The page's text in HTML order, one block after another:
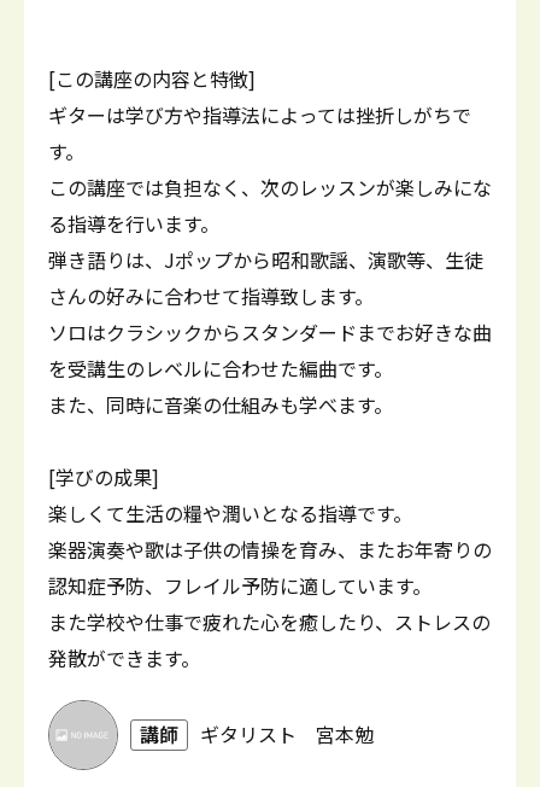
[この講座の内容と特徴]
ギターは学び方や指導法によっては挫折しがちで
す。
この講座では負担なく、次のレッスンが楽しみにな
る指導を行います。
弾き語りは、Jポップから昭和歌謡、演歌等、生徒
さんの好みに合わせて指導致します。
ソロはクラシックからスタンダードまでお好きな曲
を受講生のレベルに合わせた編曲です。
また、同時に音楽の仕組みも学べます。
[学びの成果]
楽しくて生活の糧や潤いとなる指導です。
楽器演奏や歌は子供の情操を育み、またお年寄りの
認知症予防、フレイル予防に適しています。
また学校や仕事で疲れた心を癒したり、ストレスの
発散ができます。
講師 ギタリスト 宮本勉